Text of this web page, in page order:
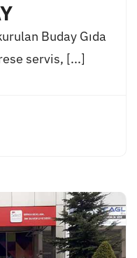
Buday Gıda
servis, [...]